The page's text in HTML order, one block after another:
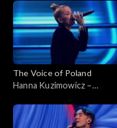
22 listopada 2025
The Voice of Poland
Hanna Kuzimowicz –
Voice of Poland”, Live 3, 22
listopada 2025